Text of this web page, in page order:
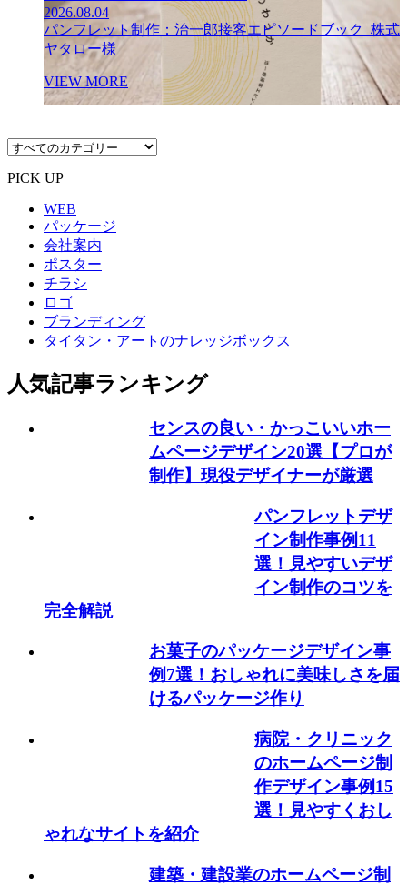
2026.08.04
パンフレット制作：治一郎接客エピソードブック_株式
ヤタロー様
VIEW MORE
PICK UP
WEB
パッケージ
会社案内
ポスター
チラシ
ロゴ
ブランディング
タイタン・アートのナレッジボックス
人気記事ランキング
センスの良い・かっこいいホー
ムページデザイン20選【プロが
制作】現役デザイナーが厳選
パンフレットデザ
イン制作事例11
選！見やすいデザ
イン制作のコツを
完全解説
お菓子のパッケージデザイン事
例7選！おしゃれに美味しさを届
けるパッケージ作り
病院・クリニック
のホームページ制
作デザイン事例15
選！見やすくおし
ゃれなサイトを紹介
建築・建設業のホームページ制